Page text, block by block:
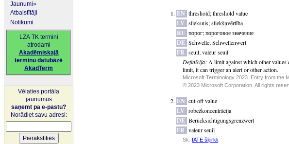
Jaunumi»
Atbalstītāji
Notikumi
LZA TK termini
atrodami
Akadēmiskajā
terminu datubāzē
AkadTerm
Vēlaties portāla
jaunumus
saņemt pa e-pastu?
Norādiet savu adresi:
EN threshold;threshold value
LV slieksnis;sliekšņvērtība
RU порог;пороговое значение
DE Schwelle;Schwellenwert
FR seuil;valeur seuil
Definīcija: A limit against which other values
limit, it can trigger an alert or other action.
Microsoft Terminology 2023. Entry from the
© 2023 Microsoft Corporation. All rights
EN cut-off value
LV robežkoncentrācija
DE Berücksichtigungsgrenzwert
FR valeur seuil
Sk. IATE šķirkli